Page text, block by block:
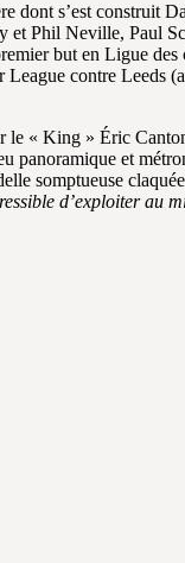
dont s’est construit
et Phil Neville, Paul
but en Ligue
contre Leeds
« King » Éric
panoramique et
somptueuse
d’exploiter au